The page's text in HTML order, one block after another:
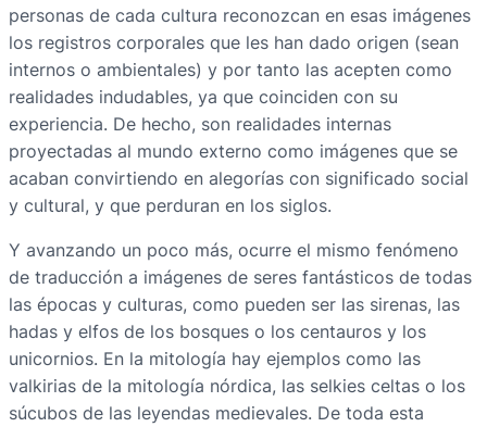
personas de cada cultura reconozcan en esas imágenes
los registros corporales que les han dado origen (sean
internos o ambientales) y por tanto las acepten como
realidades indudables, ya que coinciden con su
experiencia. De hecho, son realidades internas
proyectadas al mundo externo como imágenes que se
acaban convirtiendo en alegorías con significado social
y cultural, y que perduran en los siglos.
Y avanzando un poco más, ocurre el mismo fenómeno
de traducción a imágenes de seres fantásticos de todas
las épocas y culturas, como pueden ser las sirenas, las
hadas y elfos de los bosques o los centauros y los
unicornios. En la mitología hay ejemplos como las
valkirias de la mitología nórdica, las selkies celtas o los
súcubos de las leyendas medievales. De toda esta